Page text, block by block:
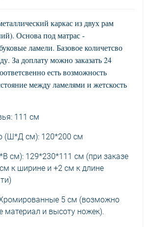
каркас из двух рам
Основа под матрас -
ламели. Базовое количетсво
За доплату можно заказать 24
есть возможность
между ламелями и жетскость
111 см
(Ш*Д см): 120*200 см
см): 129*230*111 см (при заказе
к ширине и +2 см к длине
5 см (возможно
материал и высоту ножек).